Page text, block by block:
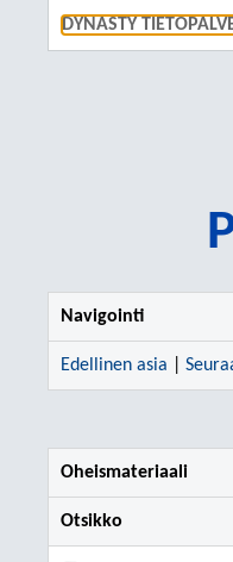
DYNASTY
Navigointi
Edellinen asia
Oheismateriaali
Otsikko